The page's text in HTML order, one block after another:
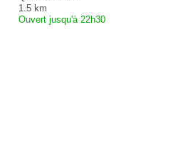
1.5 km
Ouvert jusqu'à 22h30